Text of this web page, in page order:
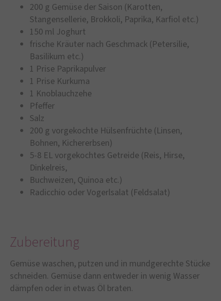
200 g Gemüse der Saison (Karotten,
Stangensellerie, Brokkoli, Paprika, Karfiol etc.)
150 ml Joghurt
frische Kräuter nach Geschmack (Petersilie,
Basilikum etc.)
1 Prise Paprikapulver
1 Prise Kurkuma
1 Knoblauchzehe
Pfeffer
Salz
200 g vorgekochte Hülsenfrüchte (Linsen,
Bohnen, Kichererbsen)
5-8 EL vorgekochtes Getreide (Reis, Hirse,
Dinkelreis,
Buchweizen, Quinoa etc.)
Radicchio oder Vogerlsalat (Feldsalat)
Zubereitung
Gemüse waschen, putzen und in mundgerechte Stücke
schneiden. Gemüse dann entweder in wenig Wasser
dämpfen oder in etwas Öl braten.